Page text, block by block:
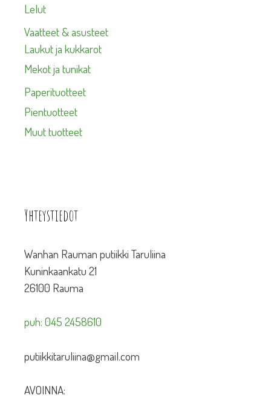
Lelut
Vaatteet & asusteet
Laukut ja kukkarot
Mekot ja tunikat
Paperituotteet
Pientuotteet
Muut tuotteet
Yhteystiedot
Wanhan Rauman putiikki Taruliina
Kuninkaankatu 21
26100 Rauma
puh: 045 2458610
putiikkitaruliina@gmail.com
AVOINNA: